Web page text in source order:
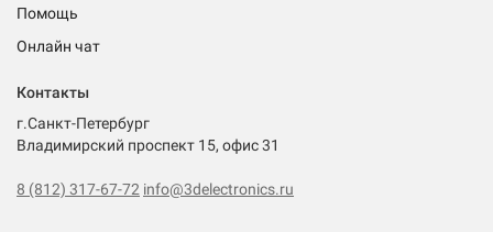
Помощь
Онлайн чат
Контакты
г.Санкт-Петербург
Владимирский проспект 15, офис 31
8 (812) 317-67-72 info@3delectronics.ru